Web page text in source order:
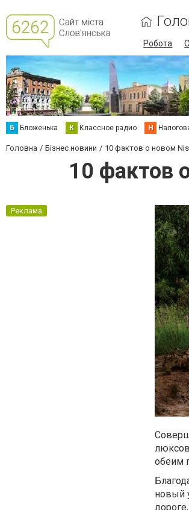
Робота
Б Бложенька К Классное радио Н
Головна Бізнес новини 10 фактов о новом
10 фактов
Реклама
обеим
новый